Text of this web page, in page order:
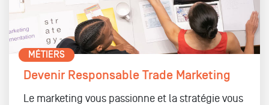
MÉTIERS
Devenir Responsable Trade Marketing
Le marketing vous passionne et la stratégie vous